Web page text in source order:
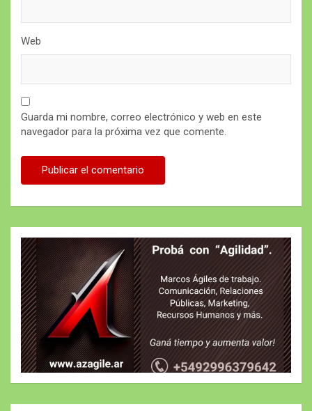
Web
Guarda mi nombre, correo electrónico y web en este
navegador para la próxima vez que comente.